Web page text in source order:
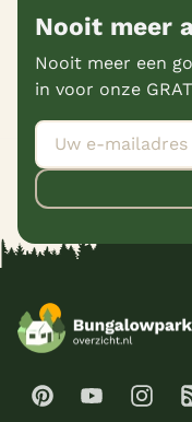
Nooit meer
Nooit meer een
in voor onze